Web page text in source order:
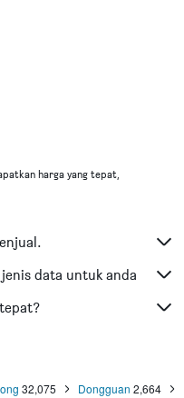
harga yang tepat,
data untuk anda
32,075 Dongguan 2,664